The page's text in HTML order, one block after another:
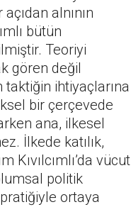
alnının
bütün
Teoriyi
gören değil
ihtiyaçlarına
bir çerçevede
ana, ilkesel
İlkede katılık,
vücut
politik
ortaya